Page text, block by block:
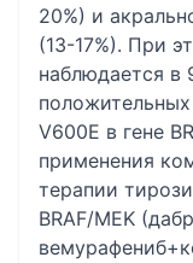
20%) и
(13-17%). При
наблюдается в
V600E в гене
применения
терапии
BRAF/MEK